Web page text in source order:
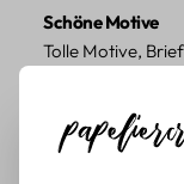
Schöne Motive
Tolle Motive,
Retro